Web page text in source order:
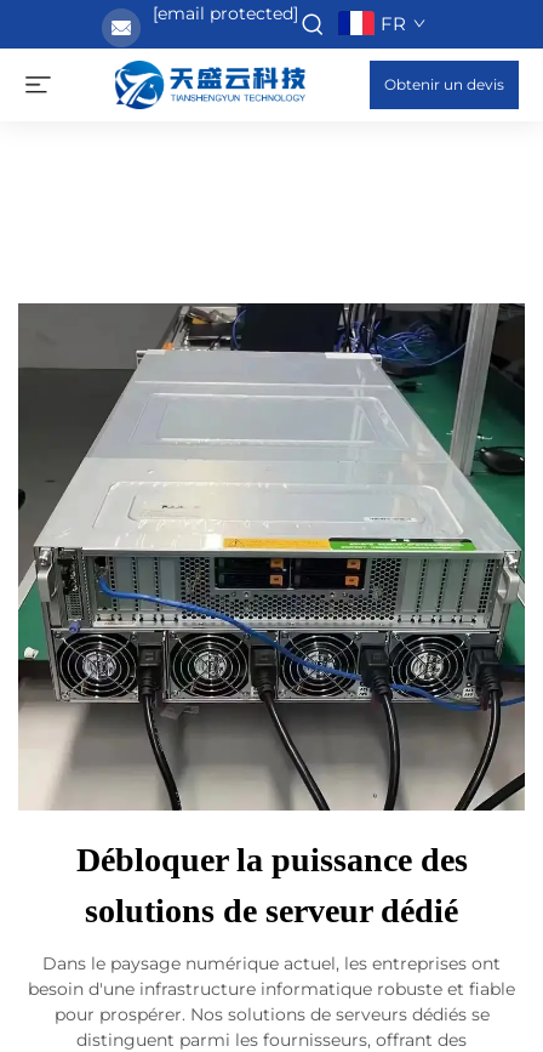
[email protected] FR
Obtenir un devis
Débloquer la puissance des
solutions de serveur dédié
Dans le paysage numérique actuel, les entreprises ont
besoin d'une infrastructure informatique robuste et fiable
pour prospérer. Nos solutions de serveurs dédiés se
distinguent parmi les fournisseurs, offrant des